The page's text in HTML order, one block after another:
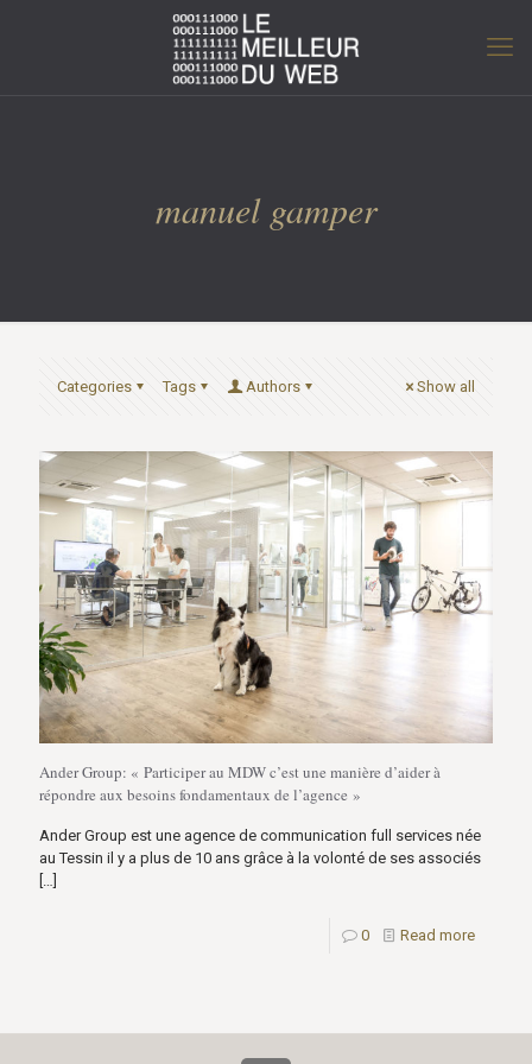
manuel gamper
Categories Tags Authors Show all
Ander Group: « Participer au MDW c’est une manière d’aider à
répondre aux besoins fondamentaux de l’agence »
Ander Group est une agence de communication full services née
au Tessin il y a plus de 10 ans grâce à la volonté de ses associés
0 Read more